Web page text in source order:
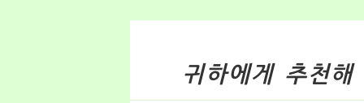
귀하에게 추천